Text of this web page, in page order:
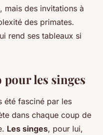
mais des invitations à
des primates.
rend ses tableaux si
pour les singes
été fasciné par les
dans chaque coup de
Les singes, pour lui,